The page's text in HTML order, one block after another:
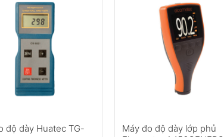
độ dày Huatec TG-
Máy đo độ dày lớp phủ